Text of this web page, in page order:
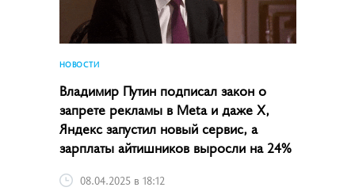
НОВОСТИ
Владимир Путин подписал закон о
запрете рекламы в Meta и даже X,
Яндекс запустил новый сервис, а
зарплаты айтишников выросли на 24%
08.04.2025 в 18:12